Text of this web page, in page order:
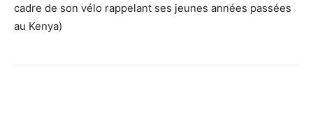
cadre de son vélo rappelant ses jeunes années passées
au Kenya)